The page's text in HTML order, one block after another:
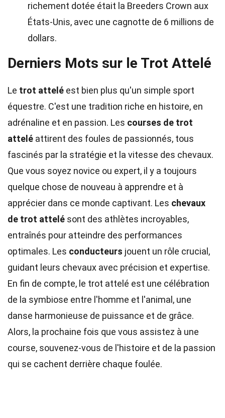
richement dotée était la Breeders Crown aux
États-Unis, avec une cagnotte de 6 millions de
dollars.
Derniers Mots sur le Trot Attelé
Le trot attelé est bien plus qu'un simple sport
équestre. C'est une tradition riche en histoire, en
adrénaline et en passion. Les courses de trot
attelé attirent des foules de passionnés, tous
fascinés par la stratégie et la vitesse des chevaux.
Que vous soyez novice ou expert, il y a toujours
quelque chose de nouveau à apprendre et à
apprécier dans ce monde captivant. Les chevaux
de trot attelé sont des athlètes incroyables,
entraînés pour atteindre des performances
optimales. Les conducteurs jouent un rôle crucial,
guidant leurs chevaux avec précision et expertise.
En fin de compte, le trot attelé est une célébration
de la symbiose entre l'homme et l'animal, une
danse harmonieuse de puissance et de grâce.
Alors, la prochaine fois que vous assistez à une
course, souvenez-vous de l'histoire et de la passion
qui se cachent derrière chaque foulée.